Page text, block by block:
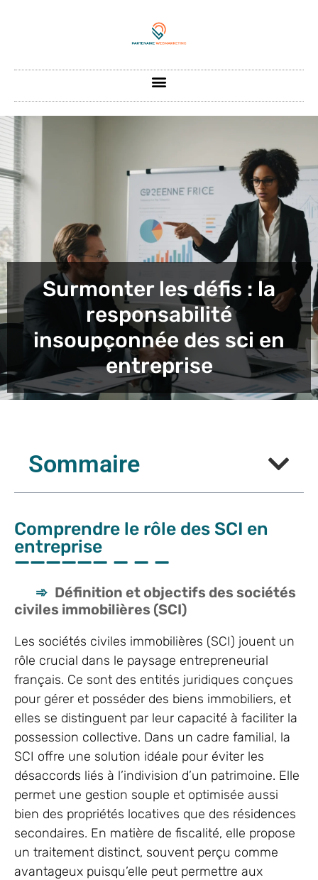
Surmonter les défis : la
responsabilité
insoupçonnée des sci en
entreprise
Sommaire
Comprendre le rôle des SCI en
entreprise
Définition et objectifs des sociétés
civiles immobilières (SCI)
Les sociétés civiles immobilières (SCI) jouent un
rôle crucial dans le paysage entrepreneurial
français. Ce sont des entités juridiques conçues
pour gérer et posséder des biens immobiliers, et
elles se distinguent par leur capacité à faciliter la
possession collective. Dans un cadre familial, la
SCI offre une solution idéale pour éviter les
désaccords liés à l’indivision d’un patrimoine. Elle
permet une gestion souple et optimisée aussi
bien des propriétés locatives que des résidences
secondaires. En matière de fiscalité, elle propose
un traitement distinct, souvent perçu comme
avantageux puisqu’elle peut permettre aux